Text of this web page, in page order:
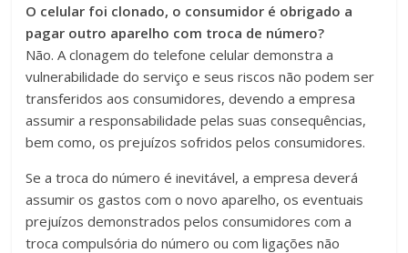
O celular foi clonado, o consumidor é obrigado a
pagar outro aparelho com troca de número?
Não. A clonagem do telefone celular demonstra a
vulnerabilidade do serviço e seus riscos não podem ser
transferidos aos consumidores, devendo a empresa
assumir a responsabilidade pelas suas consequências,
bem como, os prejuízos sofridos pelos consumidores.
Se a troca do número é inevitável, a empresa deverá
assumir os gastos com o novo aparelho, os eventuais
prejuízos demonstrados pelos consumidores com a
troca compulsória do número ou com ligações não